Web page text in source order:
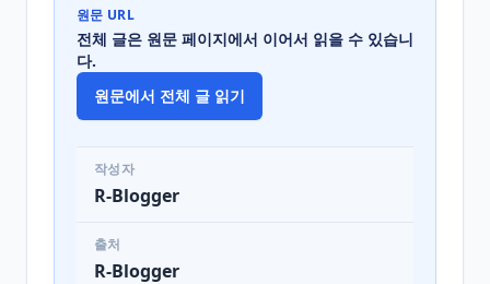
원문 URL
전체 글은 원문 페이지에서 이어서 읽을 수 있습니
다.
원문에서 전체 글 읽기
작성자
R-Blogger
출처
R-Blogger